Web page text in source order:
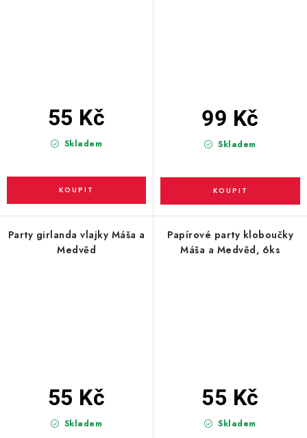
Skladem
55 Kč
Skladem
99 Kč
Party girlanda vlajky Máša a
Medvěd
Skladem
55 Kč
Papírové party kloboučky
Máša a Medvěd, 6ks
Skladem
55 Kč